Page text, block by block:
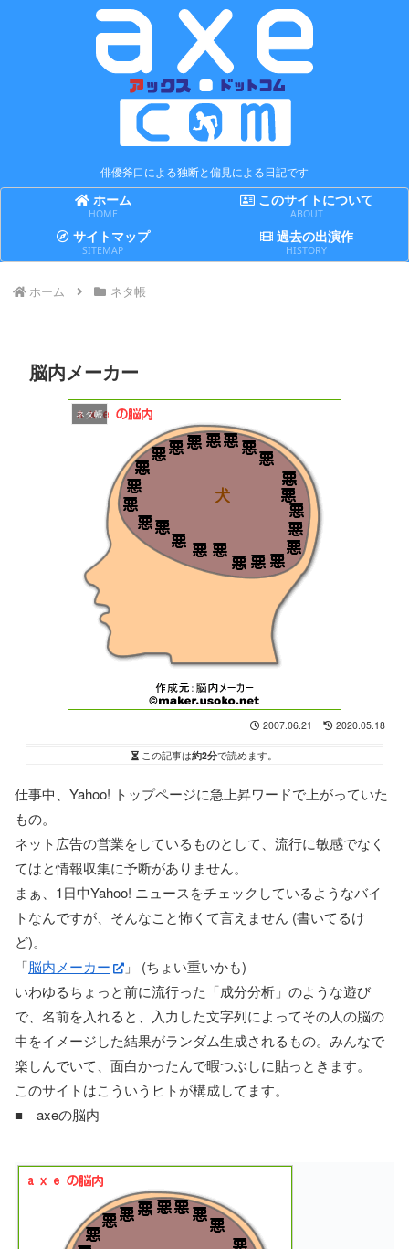
俳優斧口による独断と偏見による日記です
ホーム
HOME
このサイトについて
ABOUT
サイトマップ
SITEMAP
過去の出演作
HISTORY
ホーム ネタ帳
脳内メーカー
ネタ帳
2007.06.21 2020.05.18
この記事は約2分で読めます。
仕事中、Yahoo! トップページに急上昇ワードで上がっていた
もの。
ネット広告の営業をしているものとして、流行に敏感でなく
てはと情報収集に予断がありません。
まぁ、1日中Yahoo! ニュースをチェックしているようなバイ
トなんですが、そんなこと怖くて言えません (書いてるけ
ど)。
「脳内メーカー
」 (ちょい重いかも)
いわゆるちょっと前に流行った「成分分析」のような遊び
で、名前を入れると、入力した文字列によってその人の脳の
中をイメージした結果がランダム生成されるもの。みんなで
楽しんでいて、面白かったんで暇つぶしに貼っときます。
このサイトはこういうヒトが構成してます。
■ axeの脳内